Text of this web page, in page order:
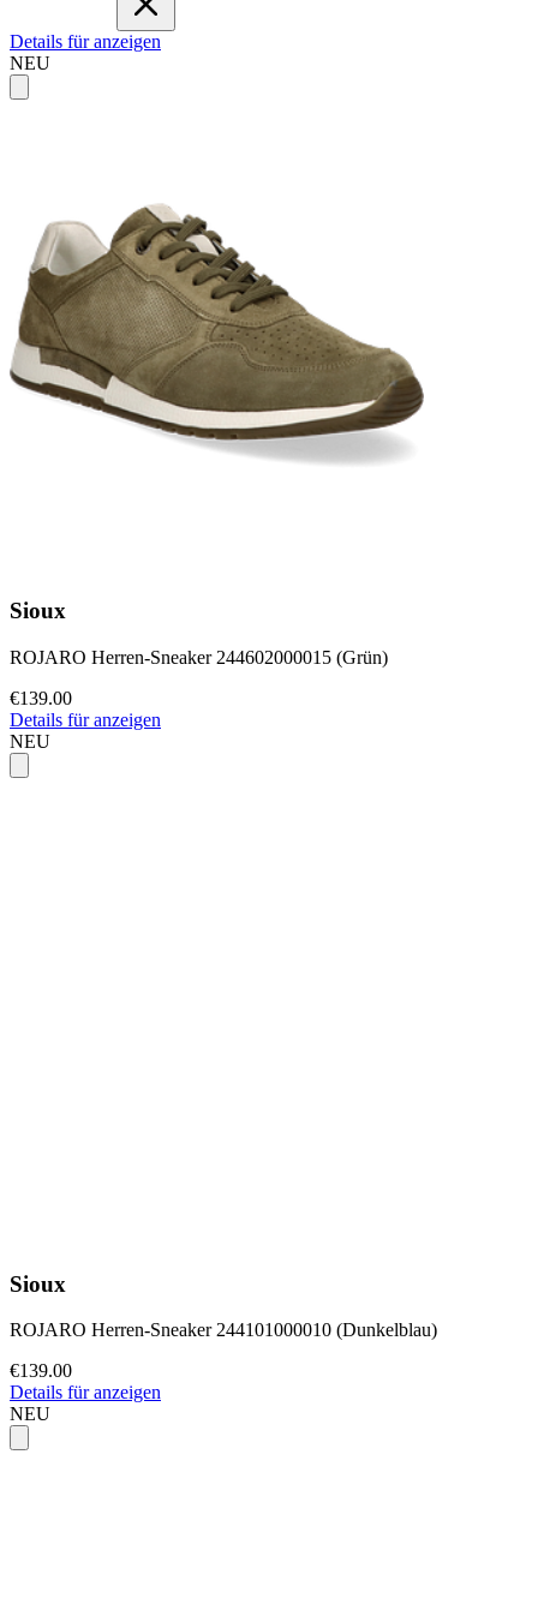
Details für anzeigen
NEU
Sioux
ROJARO Herren-Sneaker 244602000015 (Grün)
€139.00
Details für anzeigen
NEU
Sioux
ROJARO Herren-Sneaker 244101000010 (Dunkelblau)
€139.00
Details für anzeigen
NEU